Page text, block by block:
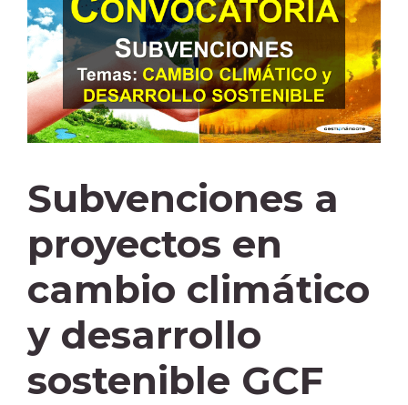
Subvenciones a
proyectos en
cambio climático
y desarrollo
sostenible GCF